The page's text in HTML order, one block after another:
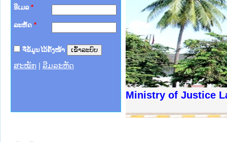
ອີເມລ *
ລະຫັດ *
ຈື່ຂໍ້ມູນໄວ້ຄັ້ງໜ້າ
ສະໝັກ ລືມລະຫັດ
Ministry of Justice
ຊາຊົນ ພາກເໜືອ
ການ
ກາງ
ກໃຕ້
ນຕຳຫຼວດປະຊາຊົນ
ສັນຕິບານປະຊາຊົນ
ກເໜືອ
ຊາຊົນ ພາກກາງ